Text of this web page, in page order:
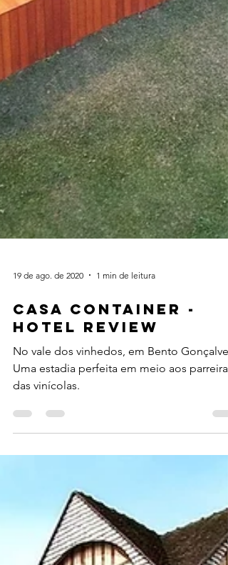
19 de ago. de 2020 1 min de leitura
CASA CONTAINER -
HOTEL REVIEW
No vale dos vinhedos, em Bento